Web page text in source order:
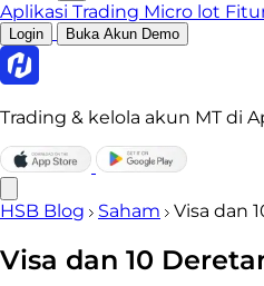
Aplikasi Trading Micro lot
Login Buka Akun Demo
Trading & kelola akun MT di
HSB Blog Saham Visa dan
Visa dan 10